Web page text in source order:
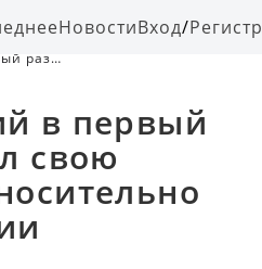
НовостиВход/
раз
в первый
свою